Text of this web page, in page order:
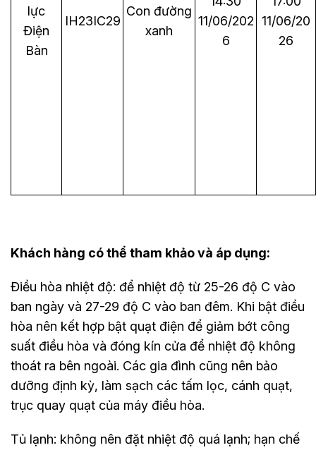
lực
Điện
Bàn
IH23IC29
Con đường
xanh
11/06/202
6
11/06/20
26
Khách hàng có thể tham khảo và áp dụng:
Điều hòa nhiệt độ: để nhiệt độ từ 25-26 độ C vào
ban ngày và 27-29 độ C vào ban đêm. Khi bật điều
hòa nên kết hợp bật quạt điện để giảm bớt công
suất điều hòa và đóng kín cửa để nhiệt độ không
thoát ra bên ngoài. Các gia đình cũng nên bảo
dưỡng định kỳ, làm sạch các tấm lọc, cánh quạt,
trục quay quạt của máy điều hòa.
Tủ lạnh: không nên đặt nhiệt độ quá lạnh; hạn chế